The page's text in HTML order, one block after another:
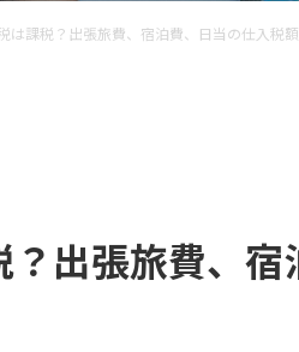
は課税？出張旅費、宿泊費、日当の仕入税
出張旅費、